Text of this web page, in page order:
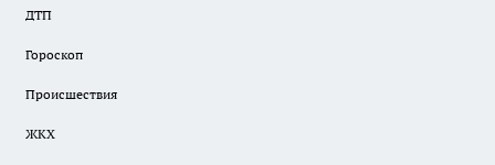
ДТП
Гороскоп
Происшествия
ЖКХ